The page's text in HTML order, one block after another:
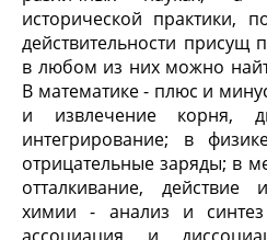
исторической практики,
действительности присущ
в любом из них можно
В математике - плюс и
и извлечение корня,
интегрирование; в
отрицательные заряды; в
отталкивание, действие
химии - анализ и синтез